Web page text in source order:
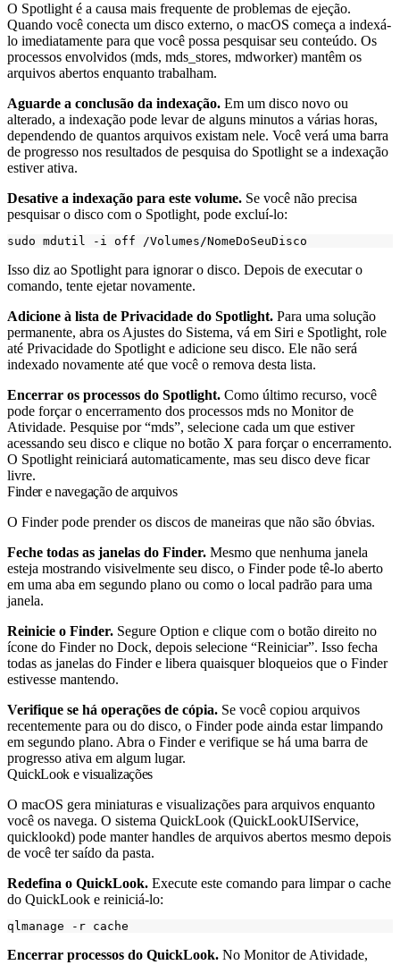
O Spotlight é a causa mais frequente de problemas de ejeção.
Quando você conecta um disco externo, o macOS começa a indexá-
lo imediatamente para que você possa pesquisar seu conteúdo. Os
processos envolvidos (mds, mds_stores, mdworker) mantêm os
arquivos abertos enquanto trabalham.
Aguarde a conclusão da indexação. Em um disco novo ou
alterado, a indexação pode levar de alguns minutos a várias horas,
dependendo de quantos arquivos existam nele. Você verá uma barra
de progresso nos resultados de pesquisa do Spotlight se a indexação
estiver ativa.
Desative a indexação para este volume. Se você não precisa
pesquisar o disco com o Spotlight, pode excluí-lo:
Isso diz ao Spotlight para ignorar o disco. Depois de executar o
comando, tente ejetar novamente.
Adicione à lista de Privacidade do Spotlight. Para uma solução
permanente, abra os Ajustes do Sistema, vá em Siri e Spotlight, role
até Privacidade do Spotlight e adicione seu disco. Ele não será
indexado novamente até que você o remova desta lista.
Encerrar os processos do Spotlight. Como último recurso, você
pode forçar o encerramento dos processos mds no Monitor de
Atividade. Pesquise por “mds”, selecione cada um que estiver
acessando seu disco e clique no botão X para forçar o encerramento.
O Spotlight reiniciará automaticamente, mas seu disco deve ficar
livre.
Finder e navegação de arquivos
O Finder pode prender os discos de maneiras que não são óbvias.
Feche todas as janelas do Finder. Mesmo que nenhuma janela
esteja mostrando visivelmente seu disco, o Finder pode tê-lo aberto
em uma aba em segundo plano ou como o local padrão para uma
janela.
Reinicie o Finder. Segure Option e clique com o botão direito no
ícone do Finder no Dock, depois selecione “Reiniciar”. Isso fecha
todas as janelas do Finder e libera quaisquer bloqueios que o Finder
estivesse mantendo.
Verifique se há operações de cópia. Se você copiou arquivos
recentemente para ou do disco, o Finder pode ainda estar limpando
em segundo plano. Abra o Finder e verifique se há uma barra de
progresso ativa em algum lugar.
QuickLook e visualizações
O macOS gera miniaturas e visualizações para arquivos enquanto
você os navega. O sistema QuickLook (QuickLookUIService,
quicklookd) pode manter handles de arquivos abertos mesmo depois
de você ter saído da pasta.
Redefina o QuickLook. Execute este comando para limpar o cache
do QuickLook e reiniciá-lo:
Encerrar processos do QuickLook. No Monitor de Atividade,